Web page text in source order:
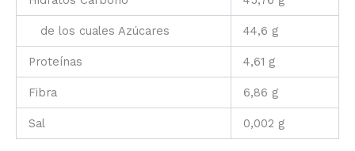
de los cuales Azúcares 44,6 g
Proteínas 4,61 g
Fibra 6,86 g
Sal 0,002 g